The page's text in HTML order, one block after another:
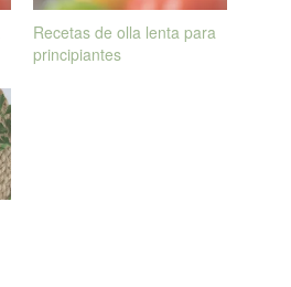
Recetas de olla lenta para
principiantes